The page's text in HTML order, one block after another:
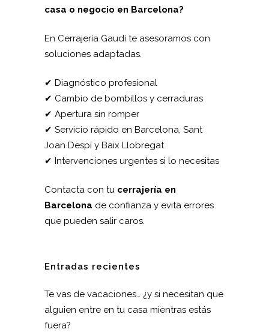
casa o negocio en Barcelona?
En Cerrajería Gaudí te asesoramos con
soluciones adaptadas.
✔ Diagnóstico profesional
✔ Cambio de bombillos y cerraduras
✔ Apertura sin romper
✔ Servicio rápido en Barcelona, Sant
Joan Despí y Baix Llobregat
✔ Intervenciones urgentes si lo necesitas
Contacta con tu cerrajería en
Barcelona de confianza y evita errores
que pueden salir caros.
Entradas recientes
Te vas de vacaciones… ¿y si necesitan que
alguien entre en tu casa mientras estás
fuera?